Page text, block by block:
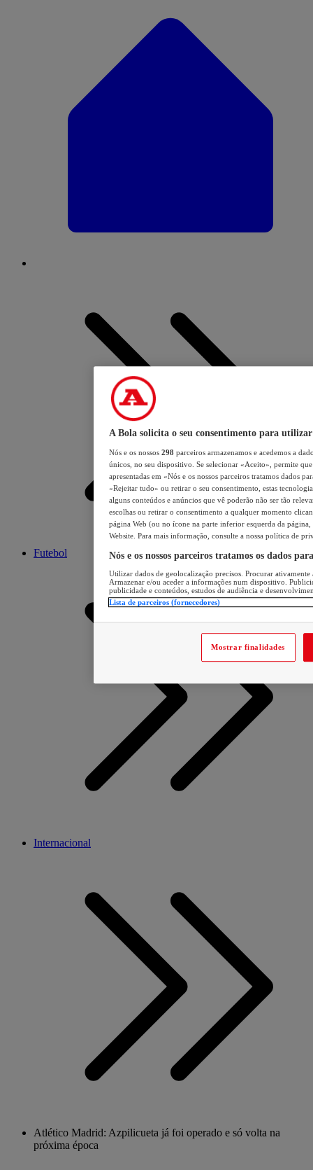
Futebol
Internacional
Atlético Madrid: Azpilicueta já foi operado e só volta na
próxima época
A Bola solicita o seu consentimento para utilizar
Nós e os nossos 298 parceiros armazenamos e acedemos a
únicos, no seu dispositivo. Se selecionar «Aceito», permite
apresentadas em «Nós e os nossos parceiros tratamos dados
«Rejeitar tudo» ou retirar o seu consentimento, estas
alguns conteúdos e anúncios que vê poderão não ser tão
escolhas ou retirar o consentimento a qualquer momento
página Web (ou no ícone na parte inferior esquerda da página,
Website. Para mais informação, consulte a nossa política de
Nós e os nossos parceiros tratamos os dados
Utilizar dados de geolocalização precisos. Procurar
Armazenar e/ou aceder a informações num dispositivo.
publicidade e conteúdos, estudos de audiência e
Lista de parceiros (fornecedores)
Mostrar finalidades